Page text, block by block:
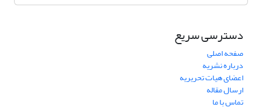
دسترسی سریع
صفحه اصلی
درباره نشریه
اعضای هیات تحریریه
ارسال مقاله
تماس با ما